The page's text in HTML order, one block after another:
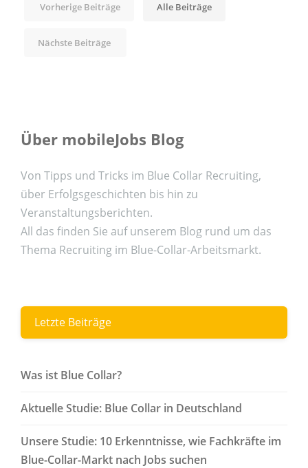
Vorherige Beiträge Alle Beiträge
Nächste Beiträge
Über mobileJobs Blog
Von Tipps und Tricks im Blue Collar Recruiting,
über Erfolgsgeschichten bis hin zu
Veranstaltungsberichten.
All das finden Sie auf unserem Blog rund um das
Thema Recruiting im Blue-Collar-Arbeitsmarkt.
Letzte Beiträge
Was ist Blue Collar?
Aktuelle Studie: Blue Collar in Deutschland
Unsere Studie: 10 Erkenntnisse, wie Fachkräfte im
Blue-Collar-Markt nach Jobs suchen